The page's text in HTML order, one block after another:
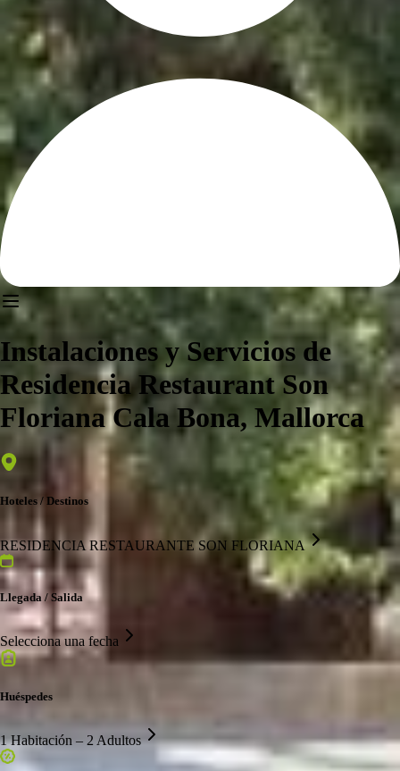
Instalaciones y Servicios de
Residencia Restaurant Son
Floriana Cala Bona, Mallorca
Hoteles / Destinos
RESIDENCIA RESTAURANTE SON FLORIANA
Llegada / Salida
Selecciona una fecha
Huéspedes
1 Habitación – 2 Adultos